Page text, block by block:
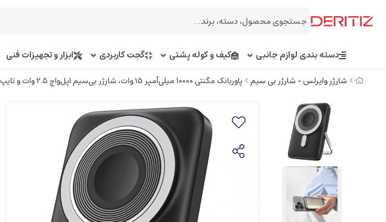
دسته بندی لوازم جانبی کیف و کوله پشتی گجت کاربردی ابزار و تجهیزات فنی
شارژر وایرلس – شارژر بی سیم پاوربانک مگنتی 10000 میلی‌آمپر 15 وات، شارژر بی‌سیم اپل‌واچ 2.5 وات و تایپ‌سی ویوو Wi-P018